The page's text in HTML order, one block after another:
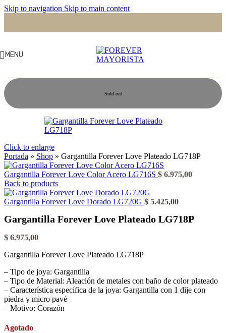
Skip to navigation Skip to main content
MENU
Sold out
Click to enlarge
Portada » Shop » Gargantilla Forever Love Plateado LG718P
Gargantilla Forever Love Color Acero LG716S $ 6.975,00
Back to products
Gargantilla Forever Love Dorado LG720G $ 5.425,00
Gargantilla Forever Love Plateado LG718P
$ 6.975,00
Gargantilla Forever Love Plateado LG718P
– Tipo de joya: Gargantilla
– Tipo de Material: Aleación de metales con baño de color plateado
– Característica específica de la joya: Gargantilla con 1 dije con
piedra y micro pavé
– Motivo: Corazón
Agotado